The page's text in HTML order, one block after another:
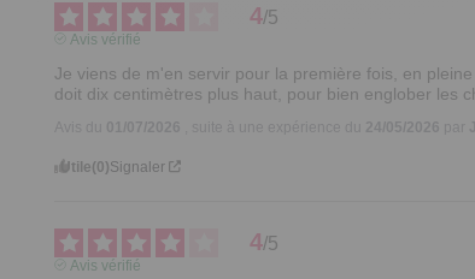
4/5
Avis vérifié
Je viens de m'en servir pour la première fois, en
doit dix centimètres plus haut, pour bien englober les
Utile(0)Signaler
4/5
Avis vérifié